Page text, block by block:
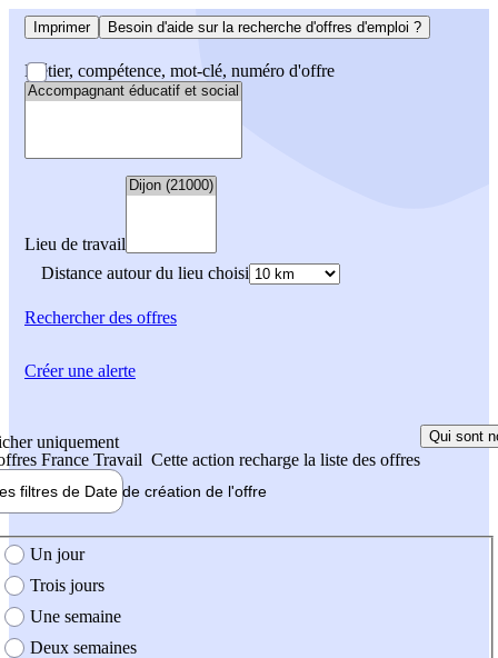
Imprimer Besoin d'aide sur la recherche d'offres d'emploi ?
Métier, compétence, mot-clé, numéro d'offre
Lieu de travail
Distance autour du lieu choisi
Rechercherdes offres
uniquement
France Travail Cette action recharge la liste des offres
Qui sont
filtres de Date de création de l'offre
création de l'offre
Un jour
Trois jours
Une semaine
Deux semaines
Créer une alerte